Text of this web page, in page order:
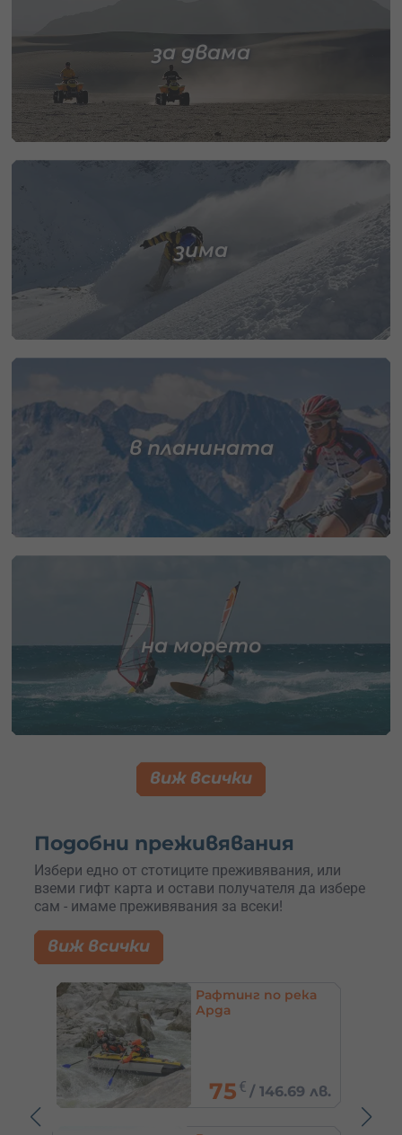
за двама
зима
в планината
на морето
виж всички
Подобни преживявания
Избери едно от стотиците преживявания, или
вземи гифт карта и остави получателя да избере
сам - имаме преживявания за всеки!
виж всички
2 нощувки, конна
езда и СПА за 2-ма в
334.90€
655 лв.